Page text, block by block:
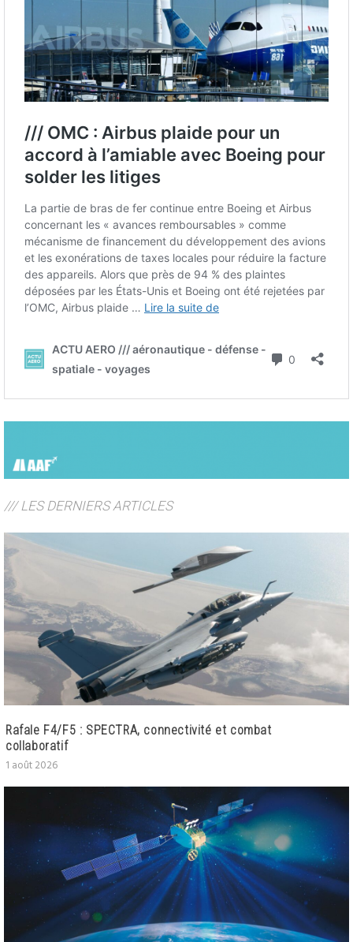
/// LES DERNIERS ARTICLES
Rafale F4/F5 : SPECTRA, connectivité et combat
collaboratif
1 août 2026